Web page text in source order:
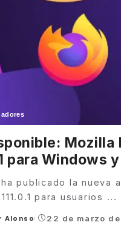
Mozilla
para Windows
publicado la nueva
para usuarios ...
Alonso 22 de marzo